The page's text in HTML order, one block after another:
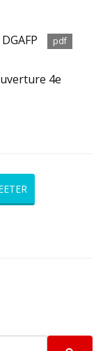
pdf
4e